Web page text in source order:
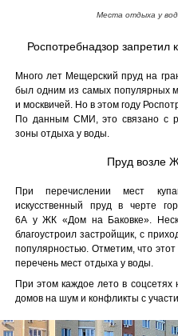
Места отдыха у
Роспотребнадзор
Много лет Мещерский пруд на
был одним из самых популярных
и москвичей. Но в этом году
По данным СМИ, это связано с
зоны отдыха у воды.
Пруд возле
При перечислении мест
искусственный пруд в черте
6А у ЖК «Дом на Баковке».
благоустроил застройщик, с
популярностью. Отметим, что
перечень мест отдыха у воды.
При этом каждое лето в
домов на шум и конфликты с